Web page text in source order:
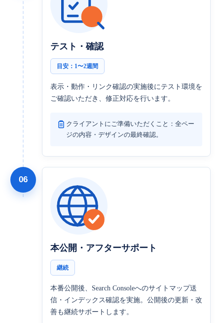
テスト・確認
目安：1〜2週間
表示・動作・リンク確認の実施後にテスト環境を
ご確認いただき、修正対応を行います。
クライアントにご準備いただくこと：全ペー
ジの内容・デザインの最終確認。
06
本公開・アフターサポート
継続
本番公開後、Search Consoleへのサイトマップ送
信・インデックス確認を実施。公開後の更新・改
善も継続サポートします。